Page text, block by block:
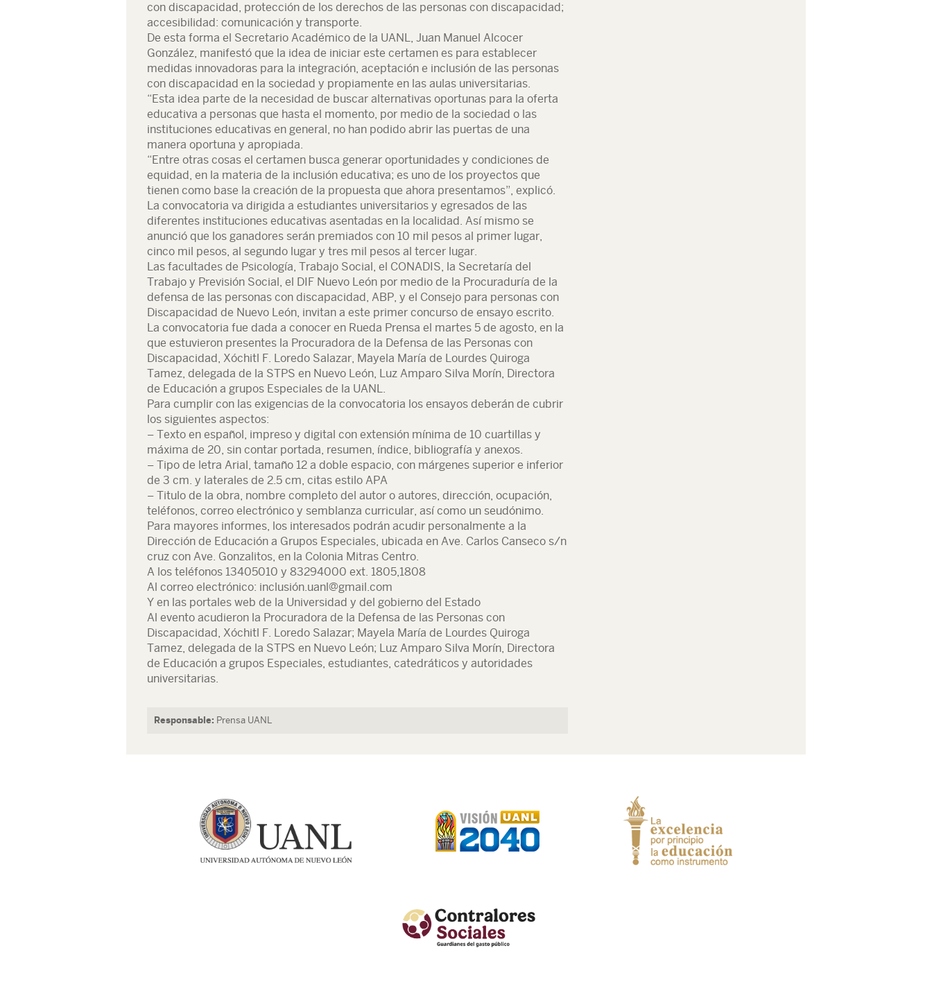
con discapacidad, protección de los derechos de las personas con discapacidad;
accesibilidad: comunicación y transporte.
De esta forma el Secretario Académico de la UANL, Juan Manuel Alcocer
González, manifestó que la idea de iniciar este certamen es para establecer
medidas innovadoras para la integración, aceptación e inclusión de las personas
con discapacidad en la sociedad y propiamente en las aulas universitarias.
“Esta idea parte de la necesidad de buscar alternativas oportunas para la oferta
educativa a personas que hasta el momento, por medio de la sociedad o las
instituciones educativas en general, no han podido abrir las puertas de una
manera oportuna y apropiada.
“Entre otras cosas el certamen busca generar oportunidades y condiciones de
equidad, en la materia de la inclusión educativa; es uno de los proyectos que
tienen como base la creación de la propuesta que ahora presentamos”, explicó.
La convocatoria va dirigida a estudiantes universitarios y egresados de las
diferentes instituciones educativas asentadas en la localidad. Así mismo se
anunció que los ganadores serán premiados con 10 mil pesos al primer lugar,
cinco mil pesos, al segundo lugar y tres mil pesos al tercer lugar.
Las facultades de Psicología, Trabajo Social, el CONADIS, la Secretaría del
Trabajo y Previsión Social, el DIF Nuevo León por medio de la Procuraduría de la
defensa de las personas con discapacidad, ABP, y el Consejo para personas con
Discapacidad de Nuevo León, invitan a este primer concurso de ensayo escrito.
La convocatoria fue dada a conocer en Rueda Prensa el martes 5 de agosto, en la
que estuvieron presentes la Procuradora de la Defensa de las Personas con
Discapacidad, Xóchitl F. Loredo Salazar, Mayela María de Lourdes Quiroga
Tamez, delegada de la STPS en Nuevo León, Luz Amparo Silva Morín, Directora
de Educación a grupos Especiales de la UANL.
Para cumplir con las exigencias de la convocatoria los ensayos deberán de cubrir
los siguientes aspectos:
– Texto en español, impreso y digital con extensión mínima de 10 cuartillas y
máxima de 20, sin contar portada, resumen, índice, bibliografía y anexos.
– Tipo de letra Arial, tamaño 12 a doble espacio, con márgenes superior e inferior
de 3 cm. y laterales de 2.5 cm, citas estilo APA
– Titulo de la obra, nombre completo del autor o autores, dirección, ocupación,
teléfonos, correo electrónico y semblanza curricular, así como un seudónimo.
Para mayores informes, los interesados podrán acudir personalmente a la
Dirección de Educación a Grupos Especiales, ubicada en Ave. Carlos Canseco s/n
cruz con Ave. Gonzalitos, en la Colonia Mitras Centro.
A los teléfonos 13405010 y 83294000 ext. 1805,1808
Al correo electrónico: inclusión.uanl@gmail.com
Y en las portales web de la Universidad y del gobierno del Estado
Al evento acudieron la Procuradora de la Defensa de las Personas con
Discapacidad, Xóchitl F. Loredo Salazar; Mayela María de Lourdes Quiroga
Tamez, delegada de la STPS en Nuevo León; Luz Amparo Silva Morín, Directora
de Educación a grupos Especiales, estudiantes, catedráticos y autoridades
universitarias.
Responsable: Prensa UANL